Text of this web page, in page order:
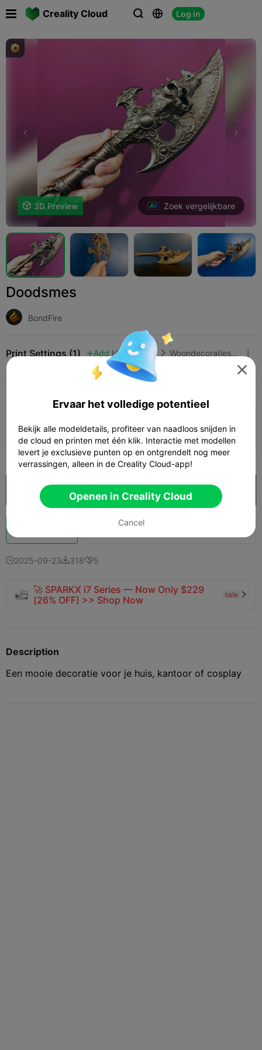
Creality Cloud   Log in
 
 3D Preview Zoek vergelijkbare
Doodsmes
BondFire
Print Settings (1)  Add Huishouden  Woondecoraties & ornamenten 
K2 Pro
Auteur  06h 33m 1 plates  95.67g
2025-09-233185
🚀 SPARKX i7 Series — Now Only $229
(26% OFF) >> Shop Now
sale 
Description
Een mooie decoratie voor je huis, kantoor of cosplay

Ervaar het volledige potentieel
Bekijk alle modeldetails, profiteer van naadloos snijden in
de cloud en printen met één klik. Interactie met modellen
levert je exclusieve punten op en ontgrendelt nog meer
verrassingen, alleen in de Creality Cloud-app!
Openen in Creality Cloud
Cancel